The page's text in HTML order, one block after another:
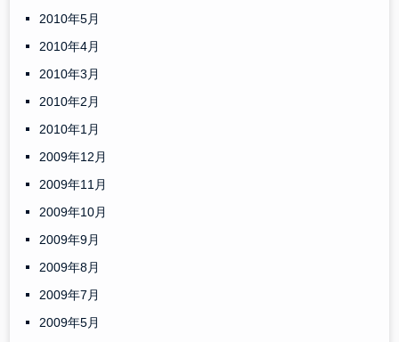
2010年5月
2010年4月
2010年3月
2010年2月
2010年1月
2009年12月
2009年11月
2009年10月
2009年9月
2009年8月
2009年7月
2009年5月